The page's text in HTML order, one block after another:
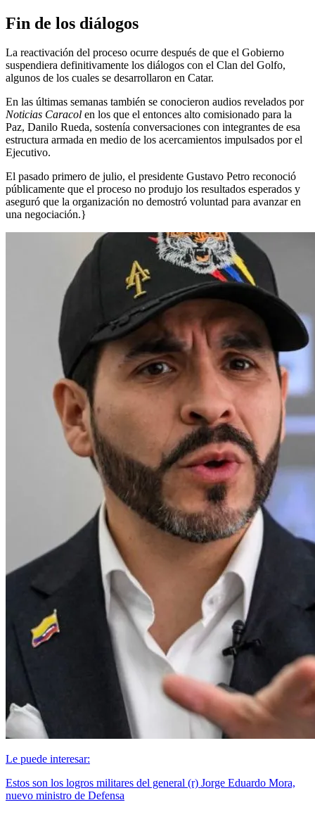
Fin de los diálogos
La reactivación del proceso ocurre después de que el Gobierno
suspendiera definitivamente los diálogos con el Clan del Golfo,
algunos de los cuales se desarrollaron en Catar.
En las últimas semanas también se conocieron audios revelados por
Noticias Caracol en los que el entonces alto comisionado para la
Paz, Danilo Rueda, sostenía conversaciones con integrantes de esa
estructura armada en medio de los acercamientos impulsados por el
Ejecutivo.
El pasado primero de julio, el presidente Gustavo Petro reconoció
públicamente que el proceso no produjo los resultados esperados y
aseguró que la organización no demostró voluntad para avanzar en
una negociación.}
Le puede interesar:
Estos son los logros militares del general (r) Jorge Eduardo Mora,
nuevo ministro de Defensa